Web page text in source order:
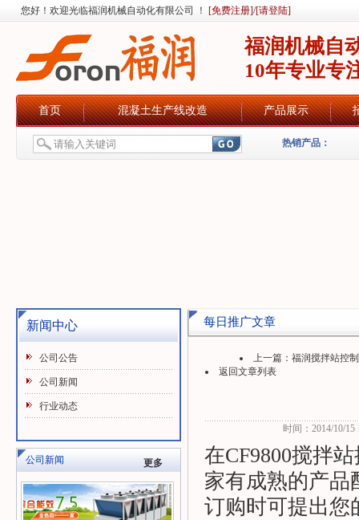
您好！欢迎光临福润机械自动化有限公司 ！ [免费注册]/[请登陆]
福润机械自
10年专业专
首页 混凝土生产线改造 产品展示
热销产品：
新闻中心
公司公告
公司新闻
行业动态
公司新闻 更多
每日推广文章
上一篇： 福润搅拌站控
返回文章列表
时间：2014/10/15
在CF9800搅拌
家有成熟的产品
订购时可提出您